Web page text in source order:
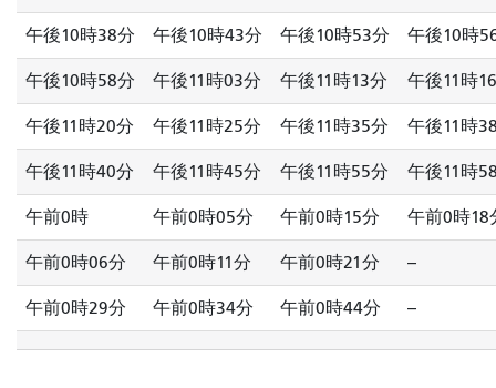
午後10時38分 午後10時43分 午後10時53分 午後10時
午後10時58分 午後11時03分 午後11時13分 午後11時
午後11時20分 午後11時25分 午後11時35分 午後11時
午後11時40分 午後11時45分 午後11時55分 午後11時
午前0時 午前0時05分 午前0時15分 午前0時18
午前0時06分 午前0時11分 午前0時21分 --
午前0時29分 午前0時34分 午前0時44分 --